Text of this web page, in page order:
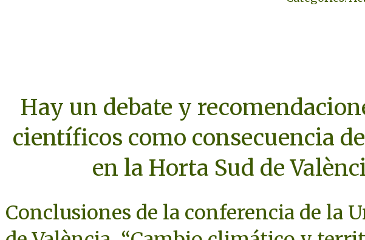
Hay un debate y
científicos como consecuencia
en la Horta Sud de
Conclusiones de la conferencia de la